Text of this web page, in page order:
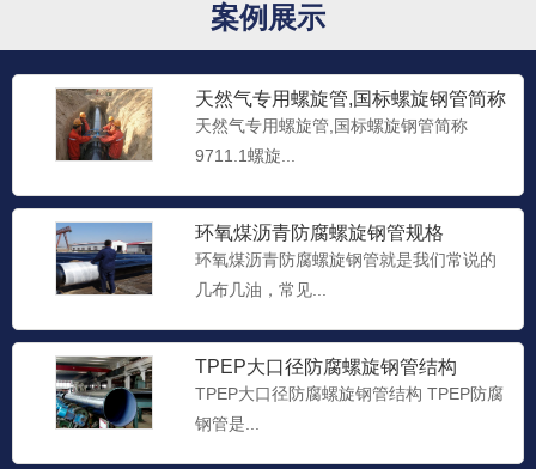
案例展示
天然气专用螺旋管,国标螺旋钢管简称
9711.1螺旋钢管，9
天然气专用螺旋管,国标螺旋钢管简称
9711.1螺旋...
环氧煤沥青防腐螺旋钢管规格
环氧煤沥青防腐螺旋钢管就是我们常说的
几布几油，常见...
TPEP大口径防腐螺旋钢管结构
TPEP大口径防腐螺旋钢管结构 TPEP防腐
钢管是...